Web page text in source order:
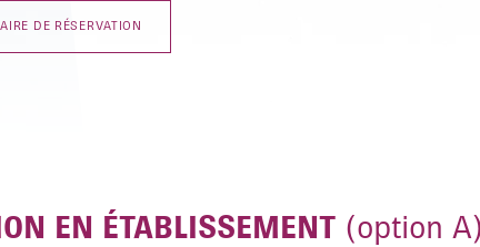
DE RÉSERVATION
EN ÉTABLISSEMENT (option A)